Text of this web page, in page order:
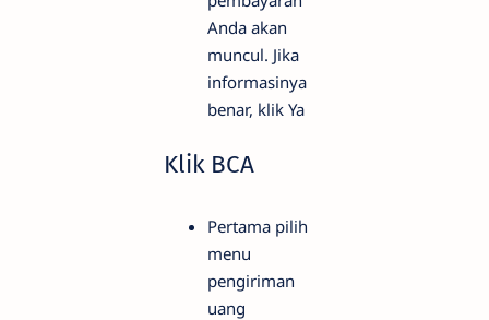
Anda akan
muncul. Jika
informasinya
benar, klik Ya
Klik BCA
Pertama pilih
menu
pengiriman
uang